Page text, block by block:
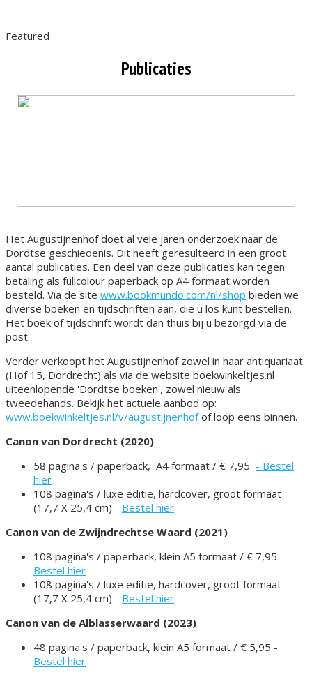
Featured
Publicaties
Het Augustijnenhof doet al vele jaren onderzoek naar de
Dordtse geschiedenis. Dit heeft geresulteerd in een groot
aantal publicaties. Een deel van deze publicaties kan tegen
betaling als fullcolour paperback op A4 formaat worden
besteld. Via de site www.bookmundo.com/nl/shop bieden we
diverse boeken en tijdschriften aan, die u los kunt bestellen.
Het boek of tijdschrift wordt dan thuis bij u bezorgd via de
post.
Verder verkoopt het Augustijnenhof zowel in haar antiquariaat
(Hof 15, Dordrecht) als via de website boekwinkeltjes.nl
uiteenlopende 'Dordtse boeken', zowel nieuw als
tweedehands. Bekijk het actuele aanbod op:
www.boekwinkeltjes.nl/v/augustijnenhofof loop eens binnen.
Canon van Dordrecht (2020)
58 pagina's / paperback, A4 formaat / € 7,95 - Bestel
hier
108 pagina's / luxe editie, hardcover, groot formaat
(17,7 X 25,4 cm) - Bestel hier
Canon van de Zwijndrechtse Waard (2021)
108 pagina's / paperback, klein A5 formaat / € 7,95 -
Bestel hier
108 pagina's / luxe editie, hardcover, groot formaat
(17,7 X 25,4 cm) - Bestel hier
Canon van de Alblasserwaard (2023)
48 pagina's / paperback, klein A5 formaat / € 5,95 -
Bestel hier